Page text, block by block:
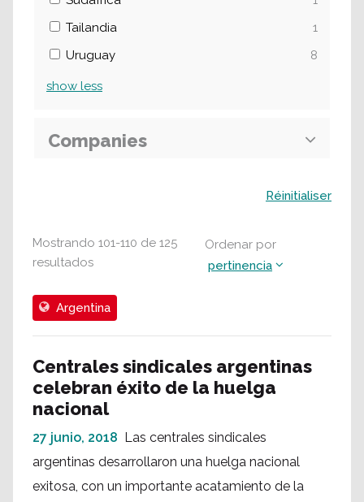
Mostrando 101-110 de 125
resultados
Ordenar por
pertinencia
Argentina
Centrales sindicales argentinas
celebran éxito de la huelga
nacional
27 junio, 2018 Las centrales sindicales
argentinas desarrollaron una huelga nacional
exitosa, con un importante acatamiento de la
Tailandia
1
Uruguay
8
show less
Companies
Réinitialiser